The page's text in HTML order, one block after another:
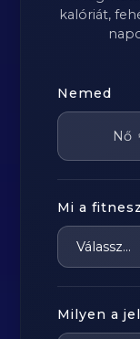
kalóriát,
Nemed
Nő
Mi a
Milyen a